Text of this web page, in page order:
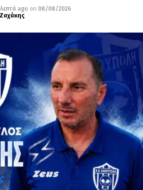
ago on 08/08/2026